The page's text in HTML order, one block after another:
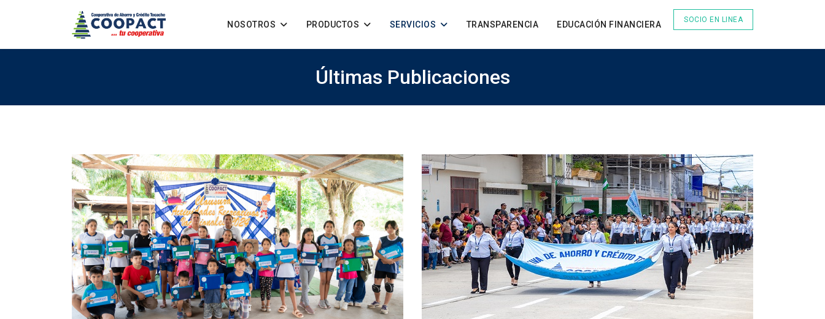
NOSOTROS PRODUCTOS SERVICIOS TRANSPARENCIA EDUCACIÓN FINANCIERA SOCIO EN LINEA
Últimas Publicaciones